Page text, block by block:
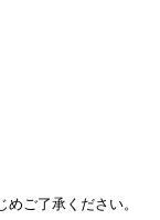
ご了承ください。